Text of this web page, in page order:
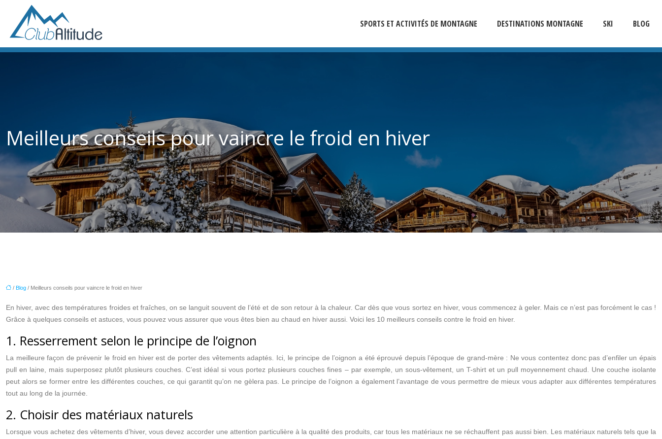
SPORTS ET ACTIVITÉS DE MONTAGNE DESTINATIONS MONTAGNE SKI BLOG
Meilleurs conseils pour vaincre le froid en hiver
/ Blog / Meilleurs conseils pour vaincre le froid en hiver
En hiver, avec des températures froides et fraîches, on se languit souvent de l’été et de son retour à la chaleur. Car dès que vous sortez en hiver, vous commencez à geler. Mais ce n’est pas forcément le cas !
Grâce à quelques conseils et astuces, vous pouvez vous assurer que vous êtes bien au chaud en hiver aussi. Voici les 10 meilleurs conseils contre le froid en hiver.
1. Resserrement selon le principe de l’oignon
La meilleure façon de prévenir le froid en hiver est de porter des vêtements adaptés. Ici, le principe de l’oignon a été éprouvé depuis l’époque de grand-mère : Ne vous contentez donc pas d’enfiler un épais
pull en laine, mais superposez plutôt plusieurs couches. C’est idéal si vous portez plusieurs couches fines – par exemple, un sous-vêtement, un T-shirt et un pull moyennement chaud. Une couche isolante
peut alors se former entre les différentes couches, ce qui garantit qu’on ne gèlera pas. Le principe de l’oignon a également l’avantage de vous permettre de mieux vous adapter aux différentes températures
tout au long de la journée.
2. Choisir des matériaux naturels
Lorsque vous achetez des vêtements d’hiver, vous devez accorder une attention particulière à la qualité des produits, car tous les matériaux ne se réchauffent pas aussi bien. Les matériaux naturels tels que la